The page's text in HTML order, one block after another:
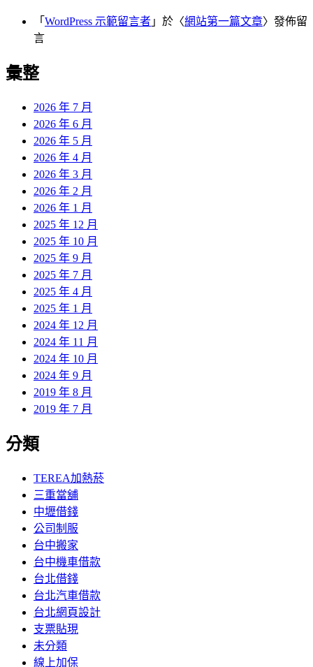
「 WordPress 示範留言者 」於〈網站第一篇文章〉發佈留
言
彙整
2026 年 7 月
2026 年 6 月
2026 年 5 月
2026 年 4 月
2026 年 3 月
2026 年 2 月
2026 年 1 月
2025 年 12 月
2025 年 10 月
2025 年 9 月
2025 年 7 月
2025 年 4 月
2025 年 1 月
2024 年 12 月
2024 年 11 月
2024 年 10 月
2024 年 9 月
2019 年 8 月
2019 年 7 月
分類
TEREA加熱菸
三重當舖
中壢借錢
公司制服
台中搬家
台中機車借款
台北借錢
台北汽車借款
台北網頁設計
支票貼現
未分類
線上加保